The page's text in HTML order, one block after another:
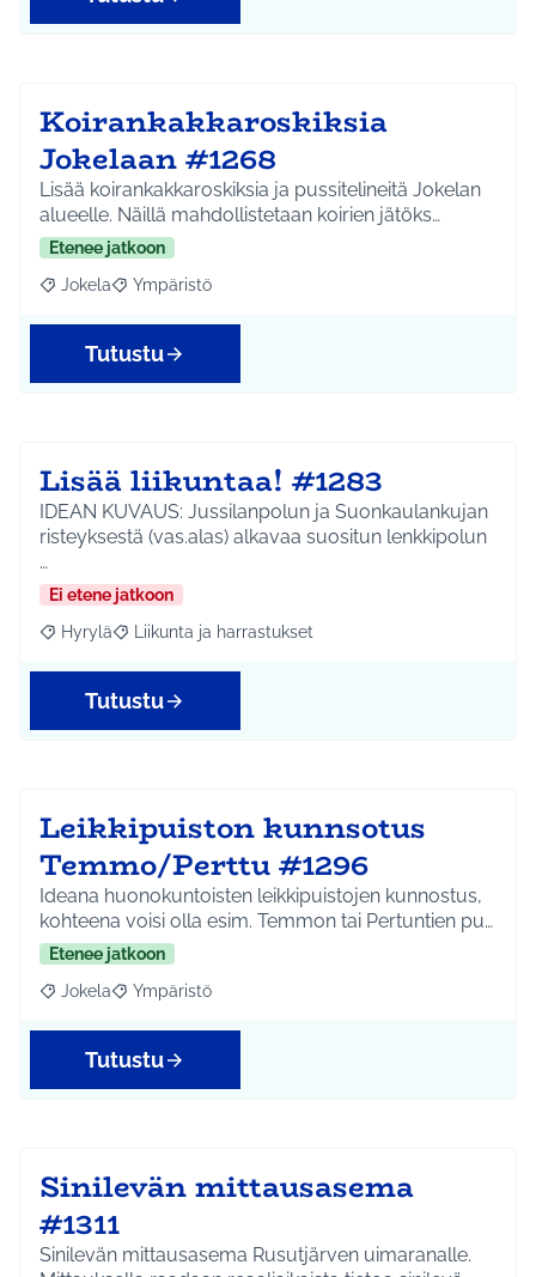
Koirankakkaroskiksia
Jokelaan #1268
Lisää koirankakkaroskiksia ja pussitelineitä Jokelan
alueelle. Näillä mahdollistetaan koirien jätöks…
Etenee jatkoon
Rajaa tulokset aihepiirin mukaan: Jokela
Jokela Rajaa tulokset teeman mukaan: Ympäristö
Ympäristö
Tutustu
Lisää liikuntaa! #1283
IDEAN KUVAUS: Jussilanpolun ja Suonkaulankujan
risteyksestä (vas.alas) alkavaa suositun lenkkipolun
…
Ei etene jatkoon
Rajaa tulokset aihepiirin mukaan: Hyrylä
Hyrylä Rajaa tulokset teeman mukaan: Liikunta ja
Liikunta ja harrastukset
Tutustu
Leikkipuiston kunnsotus
Temmo/Perttu #1296
Ideana huonokuntoisten leikkipuistojen kunnostus,
kohteena voisi olla esim. Temmon tai Pertuntien pu…
Etenee jatkoon
Rajaa tulokset aihepiirin mukaan: Jokela
Jokela Rajaa tulokset teeman mukaan: Ympäristö
Ympäristö
Tutustu
Sinilevän mittausasema
#1311
Sinilevän mittausasema Rusutjärven uimaranalle.